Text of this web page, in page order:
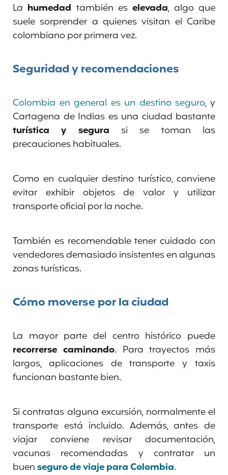
La humedad también eselevada, algo que
suele sorprender a quienes visitan el Caribe
colombiano por primera vez.
Seguridad y recomendaciones
Colombia en general es un destino seguro, y
Cartagena de Indias es una ciudad bastante
turística y segura si se toman las
precauciones habituales.
Como en cualquier destino turístico, conviene
evitar exhibir objetos de valor y utilizar
transporte oficial por la noche.
También es recomendable tener cuidado con
vendedores demasiado insistentes en algunas
zonas turísticas.
Cómo moverse por la ciudad
La mayor parte del centro histórico puede
recorrerse caminando. Para trayectos más
largos, aplicaciones de transporte y taxis
funcionan bastante bien.
Si contratas alguna excursión, normalmente el
transporte está incluido. Además, antes de
viajar conviene revisar documentación,
vacunas recomendadas y contratar un
buenseguro de viaje para Colombia.